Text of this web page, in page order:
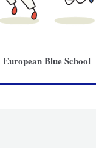
European Blue School